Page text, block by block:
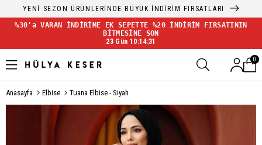
YENİ SEZON ÜRÜNLERİNDE BÜYÜK İNDİRİM FIRSATLARI
%30'a VARAN İNDİRİME EK SEPETTE %20 İNDİRİM FIRSATININ
BİTMESİNE SON
23 Gün 10:14:31
0
Anasayfa Elbise Tuana Elbise - Siyah